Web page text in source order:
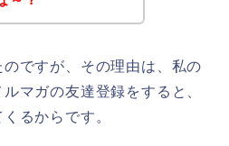
ですが、その理由は、私の
マガの友達登録をすると、
るからです。